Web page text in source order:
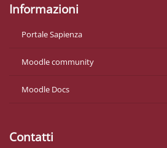
Informazioni
Portale Sapienza
Moodle community
Moodle Docs
Contatti